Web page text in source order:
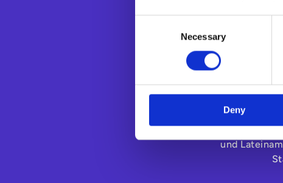
Necessary
Deny
Esker ist der
für das Office
optimieren die
sowie die
Lieferanten und
und